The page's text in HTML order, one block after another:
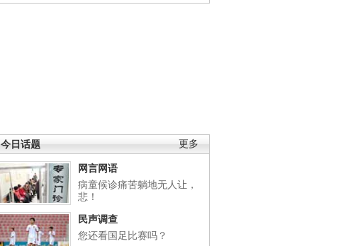
更多
今日话题
网言网语
病童候诊痛苦躺地无人让，
悲！
民声调查
您还看国足比赛吗？